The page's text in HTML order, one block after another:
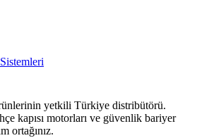
yetkili Türkiye distribütörü.
kapısı motorları ve güvenlik bariyer
ortağınız.